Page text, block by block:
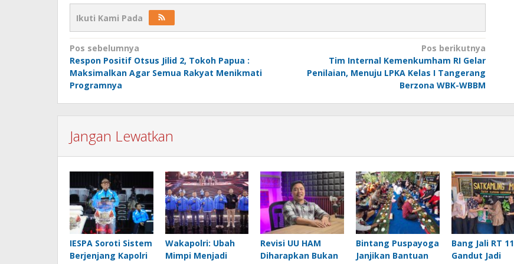
Ikuti Kami Pada
Navigasi
pos
Pos sebelumnya
Respon Positif Otsus Jilid 2, Tokoh Papua :
Maksimalkan Agar Semua Rakyat Menikmati
Programnya
Pos berikutnya
Tim Internal Kemenkumham RI Gelar
Penilaian, Menuju LPKA Kelas I Tangerang
Berzona WBK-WBBM
Jangan Lewatkan
IESPA Soroti Sistem
Berjenjang Kapolri
Wakapolri: Ubah
Mimpi Menjadi
Revisi UU HAM
Diharapkan Bukan
Bintang Puspayoga
Janjikan Bantuan
Bang Jali RT 11
Gandut Jadi